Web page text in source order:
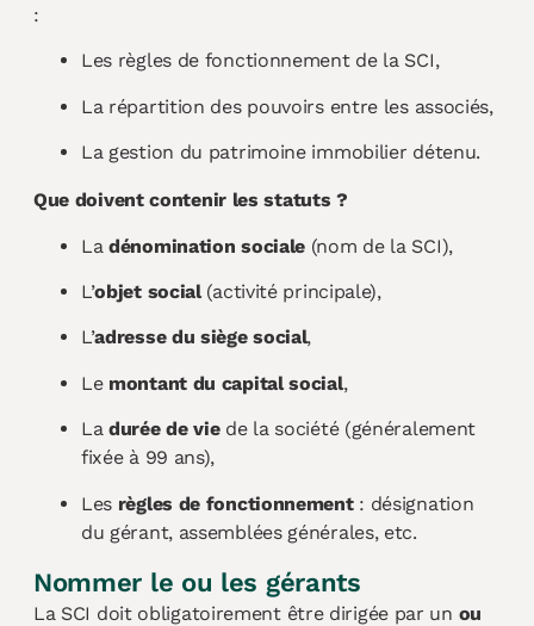
:
Les règles de fonctionnement de la SCI,
La répartition des pouvoirs entre les associés,
La gestion du patrimoine immobilier détenu.
Que doivent contenir les statuts ?
Ladénomination sociale (nom de la SCI),
L’objet social(activité principale),
L’adresse du siège social,
Le montant du capital social,
Ladurée de viede la société (généralement
fixée à 99 ans),
Les règles de fonctionnement: désignation
du gérant, assemblées générales, etc.
Nommer le ou les gérants
La SCI doit obligatoirement être dirigée par un ou